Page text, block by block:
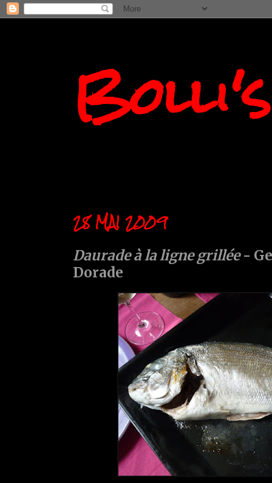
28 MAI 2009
Daurade à la ligne grillée-
Dorade